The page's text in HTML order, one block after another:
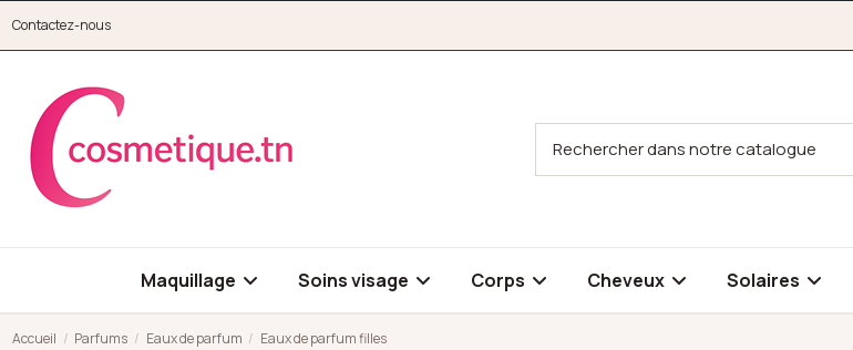
Contactez-nous
Maquillage Soins visage Corps Cheveux Solaires
Accueil Parfums Eaux de parfum Eaux de parfum filles